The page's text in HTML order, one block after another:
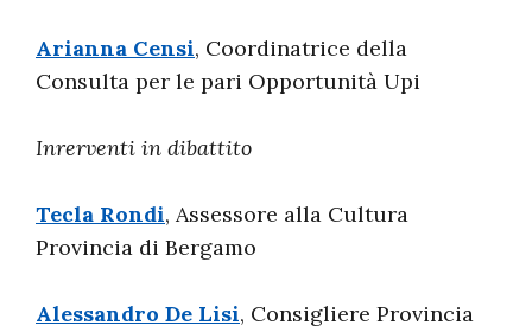
Arianna Censi, Coordinatrice della
Consulta per le pari Opportunità Upi
Inrerventi in dibattito
Tecla Rondi, Assessore alla Cultura
Provincia di Bergamo
Alessandro De Lisi, Consigliere Provincia